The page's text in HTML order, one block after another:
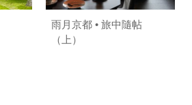
雨月京都 • 旅中隨帖
（上）